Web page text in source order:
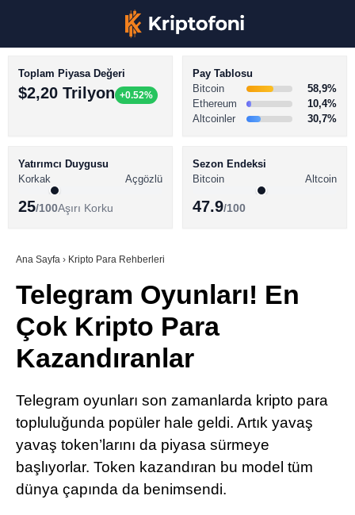
Youtube
LinkedIn
Telegram
BİTCOİN HABERLERİ
ALTCOİN HABERLERİ
SÖZLÜK
Toplam Piyasa Değeri
$2,20 Trilyon +0.52%
Pay Tablosu
Bitcoin
58,9%
Ethereum
10,4%
Altcoinler
30,7%
Yatırımcı Duygusu
Korkak
Açgözlü
25/100Aşırı Korku
Sezon Endeksi
Bitcoin
Altcoin
47.9/100
Ana Sayfa › Kripto Para Rehberleri
Telegram Oyunları! En
Çok Kripto Para
Kazandıranlar
Telegram oyunları son zamanlarda kripto para
topluluğunda popüler hale geldi. Artık yavaş
yavaş token’larını da piyasa sürmeye
başlıyorlar. Token kazandıran bu model tüm
dünya çapında da benimsendi.